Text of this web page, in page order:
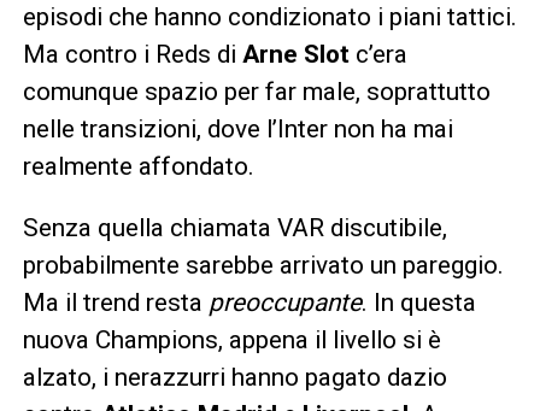
episodi che hanno condizionato i piani tattici.
Ma contro i Reds di Arne Slotc’era
comunque spazio per far male, soprattutto
nelle transizioni, dove l’Inter non ha mai
realmente affondato.
Senza quella chiamata VAR discutibile,
probabilmente sarebbe arrivato un pareggio.
Ma il trend resta preoccupante. In questa
nuova Champions, appena il livello si è
alzato, i nerazzurri hanno pagato dazio